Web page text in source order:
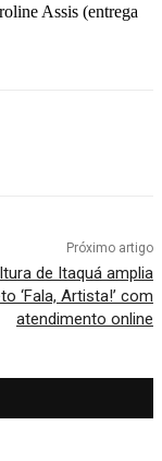
Assis (entrega
Próximo artigo
de Itaquá amplia
‘Fala, Artista!’ com
atendimento online